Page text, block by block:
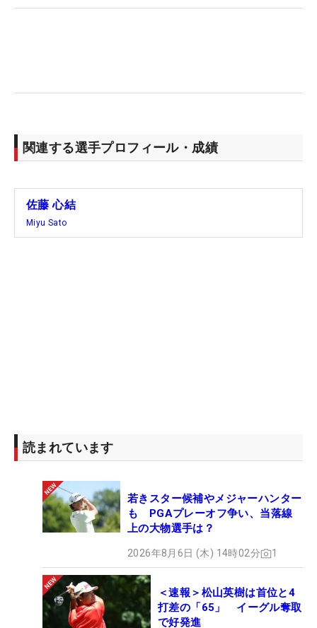
関連する選手プロフィール・成績
佐藤 心結
Miyu Sato
読まれています
若きスター候補やメジャーハンター
も PGAプレーオフ争い、当落線
上の大物選手は？
2026年8月6日 (木) 14時02分 1
＜速報＞松山英樹は首位と4
打差の「65」 イーグル奪取
で好発進